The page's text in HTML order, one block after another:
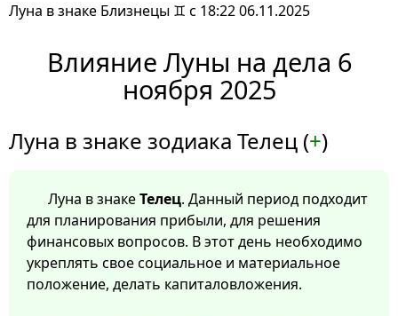
Луна в знаке Близнецы ♊ с 18:22 06.11.2025
Влияние Луны на дела 6
ноября 2025
Луна в знаке зодиака Телец (+)
Луна в знакеТелец. Данный период подходит
для планирования прибыли, для решения
финансовых вопросов. В этот день необходимо
укреплять свое социальное и материальное
положение, делать капиталовложения.